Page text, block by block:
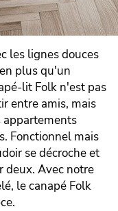
les lignes douces
plus qu'un
lit Folk n'est pas
entre amis, mais
appartements
Fonctionnel mais
se décroche et
deux. Avec notre
le canapé Folk